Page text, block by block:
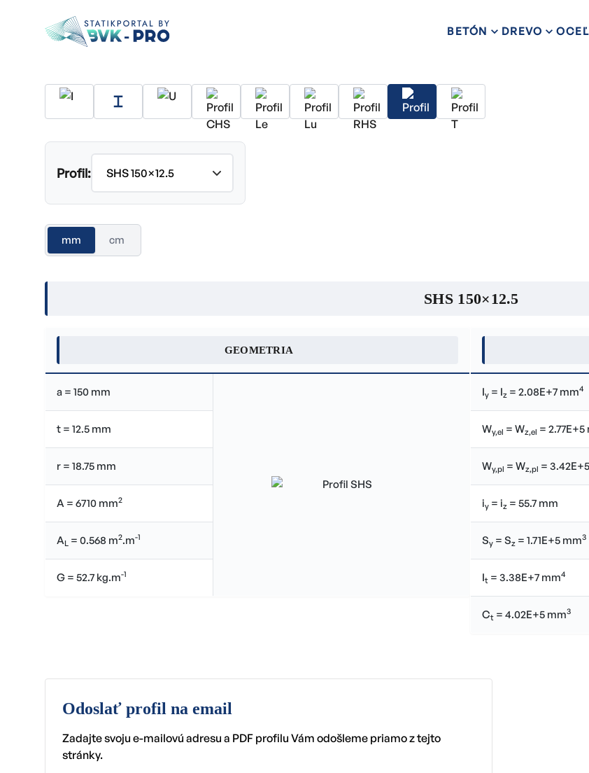
BETÓN DREVO OCEĽ
Profil:
mm cm
SHS 150×12.5
GEOMETRIA
a = 150 mm
t = 12.5 mm
r = 18.75 mm
A = 6710 mm2
AL = 0.568 m2.m-1
G = 52.7 kg.m-1
Iy = Iz = 2.08E+7 mm4
Wy,el = Wz,el = 2.77E+5
Wy,pl = Wz,pl =
iy = iz = 55.7 mm
Sy = Sz = 1.71E+5 mm3
It = 3.38E+7 mm4
Ct = 4.02E+5 mm3
Odoslať profil na email
Zadajte svoju e-mailovú adresu a PDF profilu Vám odošleme priamo z tejto
stránky.